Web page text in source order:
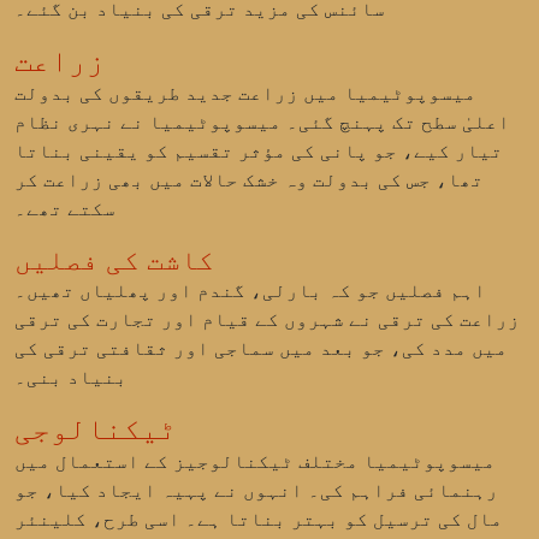
سائنس کی مزید ترقی کی بنیاد بن گئے۔
زراعت
میسوپوٹیمیا میں زراعت جدید طریقوں کی بدولت
اعلیٰ سطح تک پہنچ گئی۔ میسوپوٹیمیا نے نہری نظام
تیار کیے، جو پانی کی مؤثر تقسیم کو یقینی بناتا
تھا، جس کی بدولت وہ خشک حالات میں بھی زراعت کر
سکتے تھے۔
کاشت کی فصلیں
اہم فصلیں جو کہ بارلی، گندم اور پھلیاں تھیں۔
زراعت کی ترقی نے شہروں کے قیام اور تجارت کی ترقی
میں مدد کی، جو بعد میں سماجی اور ثقافتی ترقی کی
بنیاد بنی۔
ٹیکنالوجی
میسوپوٹیمیا مختلف ٹیکنالوجیز کے استعمال میں
رہنمائی فراہم کی۔ انہوں نے پہیہ ایجاد کیا، جو
مال کی ترسیل کو بہتر بناتا ہے۔ اسی طرح، کلینئر